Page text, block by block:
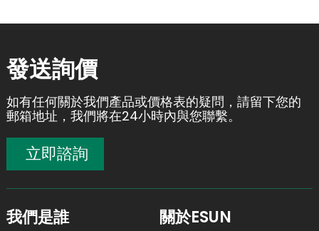
發送詢價
如有任何關於我們產品或價格表的疑問，請留下您的
郵箱地址，我們將在24小時內與您聯繫。
立即諮詢
我們是誰 關於ESUN